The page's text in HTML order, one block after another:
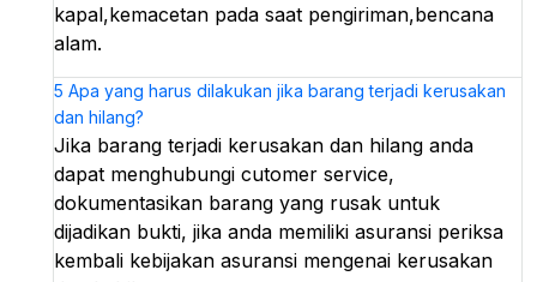
kapal,kemacetan pada saat pengiriman,bencana
alam.
5 Apa yang harus dilakukan jika barang terjadi kerusakan
dan hilang?
Jika barang terjadi kerusakan dan hilang anda
dapat menghubungi cutomer service,
dokumentasikan barang yang rusak untuk
dijadikan bukti, jika anda memiliki asuransi periksa
kembali kebijakan asuransi mengenai kerusakan